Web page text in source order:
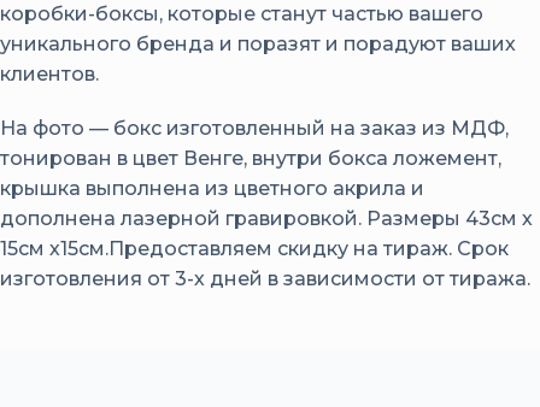
коробки-боксы, которые станут частью вашего
уникального бренда и поразят и порадуют ваших
клиентов.
На фото — бокс изготовленный на заказ из МДФ,
тонирован в цвет Венге, внутри бокса ложемент,
крышка выполнена из цветного акрила и
дополнена лазерной гравировкой. Размеры 43см х
15см х15см.Предоставляем скидку на тираж. Срок
изготовления от 3-х дней в зависимости от тиража.